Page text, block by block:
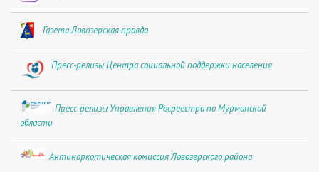
Газета Ловозерская правда
Пресс-релизы Центра социальной поддержки населения
Пресс-релизы Управления Росреестра по Мурманской
области
Антинаркотическая комиссия Ловозерского района